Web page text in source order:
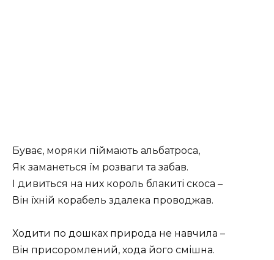
Буває, моряки піймають альбатроса,
Як заманеться їм розваги та забав.
І дивиться на них король блакиті скоса –
Він їхній корабель здалека проводжав.
Ходити по дошках природа не навчила –
Він присоромлений, хода його смішна.